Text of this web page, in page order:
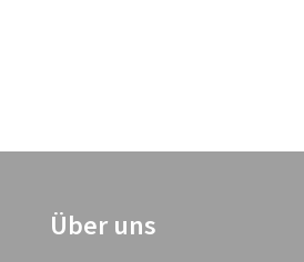
Über uns